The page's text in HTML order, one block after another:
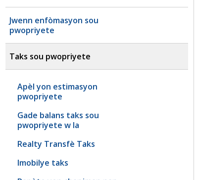
Jwenn enfòmasyon sou
pwopriyete
Taks sou pwopriyete
Apèl yon estimasyon
pwopriyete
Gade balans taks sou
pwopriyete w la
Realty Transfè Taks
Imobilye taks